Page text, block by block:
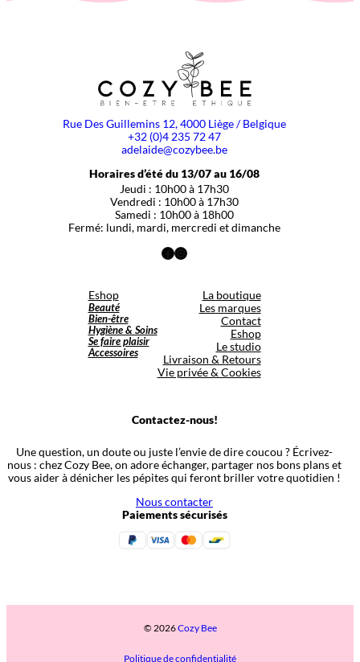
Rue Des Guillemins 12, 4000 Liège / Belgique
+32 (0)4 235 72 47
adelaide@cozybee.be
Horaires d’été du 13/07 au 16/08
Jeudi : 10h00 à 17h30
Vendredi : 10h00 à 17h30
Samedi : 10h00 à 18h00
Fermé: lundi, mardi, mercredi et dimanche
Facebook
Instagram
Eshop
Beauté
Bien-être
Hygiène & Soins
Se faire plaisir
Accessoires
La boutique
Les marques
Contact
Eshop
Le studio
Livraison & Retours
Vie privée & Cookies
Contactez-nous!
Une question, un doute ou juste l’envie de dire coucou ? Écrivez-
nous : chez Cozy Bee, on adore échanger, partager nos bons plans et
vous aider à dénicher les pépites qui feront briller votre quotidien !
Nous contacter
Paiements sécurisés
© 2026Cozy Bee
Politique de confidentialité